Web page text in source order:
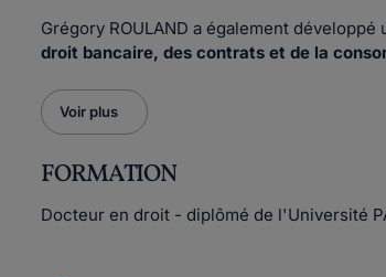
Grégory ROULAND a également
droit bancaire, des contrats et de la
Voir plus
FORMATION
Docteur en droit - diplômé de l'Université